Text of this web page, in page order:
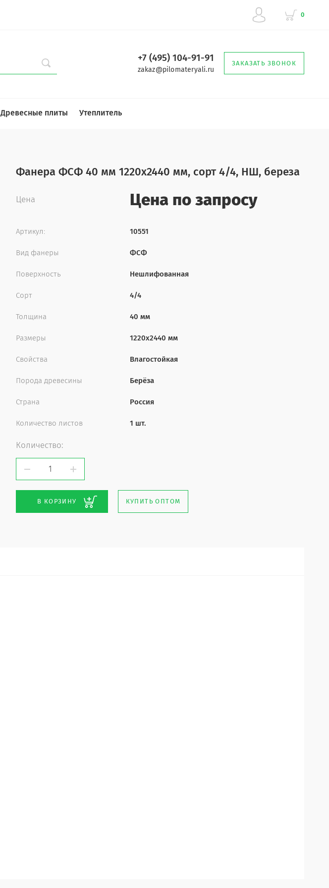
0
+7 (495) 104-91-91
zakaz@pilomateryali.ru
ЗАКАЗАТЬ ЗВОНОК
Древесные плиты Утеплитель
Фанера ФСФ 40 мм 1220х2440 мм, сорт 4/4, НШ, береза
Цена Цена по запросу
Артикул: 10551
Вид фанеры ФСФ
Поверхность Нешлифованная
Сорт 4/4
Толщина 40 мм
Размеры 1220х2440 мм
Свойства Влагостойкая
Порода древесины Берёза
Страна Россия
Количество листов 1 шт.
Количество:
В КОРЗИНУ КУПИТЬ ОПТОМ